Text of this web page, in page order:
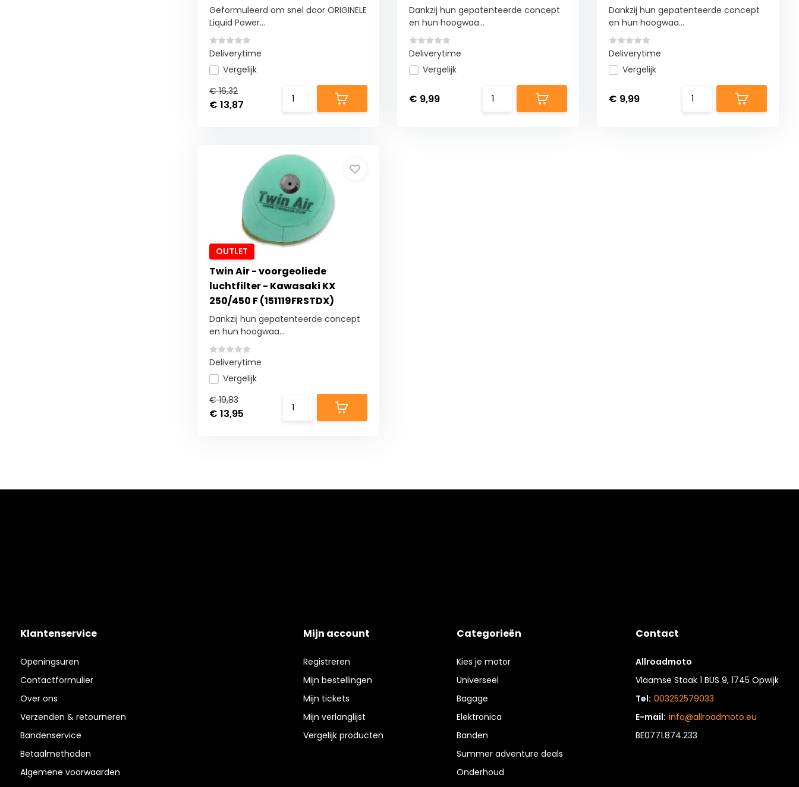
Geformuleerd om snel door ORIGINELE
Liquid Power...
Deliverytime
Vergelijk
€ 16,32
€ 13,87
Dankzij hun gepatenteerde concept
en hun hoogwaa...
Deliverytime
Vergelijk
€ 9,99
Dankzij hun gepatenteerde concept
en hun hoogwaa...
Deliverytime
Vergelijk
€ 9,99
OUTLET
Twin Air - voorgeoliede
luchtfilter - Kawasaki KX
250/450 F (151119FRSTDX)
Dankzij hun gepatenteerde concept
en hun hoogwaa...
Deliverytime
Vergelijk
€ 19,83
€ 13,95
Klantenservice
Openingsuren
Contactformulier
Over ons
Verzenden & retourneren
Bandenservice
Betaalmethoden
Algemene voorwaarden
Mijn account
Registreren
Mijn bestellingen
Mijn tickets
Mijn verlanglijst
Vergelijk producten
Categorieën
Kies je motor
Universeel
Bagage
Elektronica
Banden
Summer adventure deals
Onderhoud
Contact
Allroadmoto
Vlaamse Staak 1 BUS 9, 1745 Opwijk
Tel: 003252579033
E-mail: info@allroadmoto.eu
BE0771.874.233